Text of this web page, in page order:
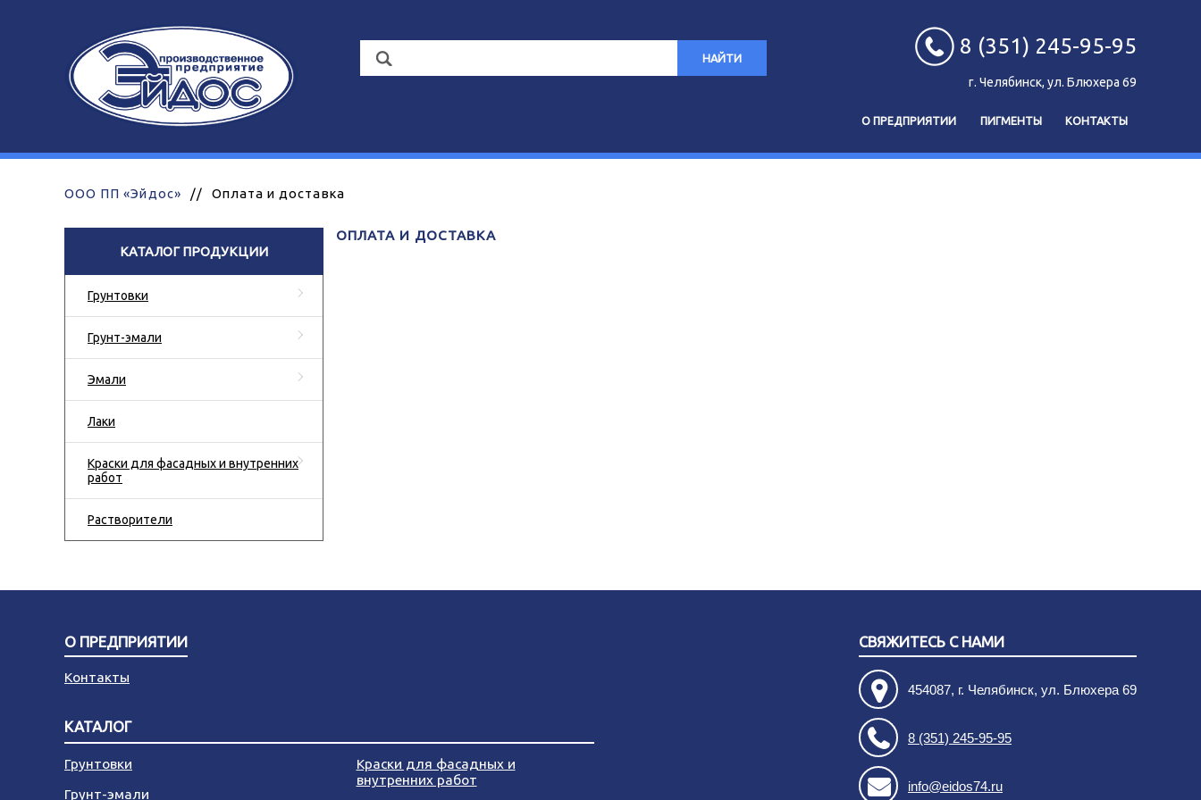
НАЙТИ 8 (351) 245-95-95
г. Челябинск, ул. Блюхера 69
О ПРЕДПРИЯТИИ ПИГМЕНТЫ КОНТАКТЫ
ООО ПП «Эйдос» // Оплата и доставка
КАТАЛОГ ПРОДУКЦИИ
Грунтовки
Грунт-эмали
Эмали
Лаки
Краски для фасадных и внутренних
работ
Растворители
ОПЛАТА И ДОСТАВКА
О ПРЕДПРИЯТИИ
Контакты
КАТАЛОГ
Грунтовки
Грунт-эмали
Краски для фасадных и
внутренних работ
СВЯЖИТЕСЬ С НАМИ
454087, г. Челябинск, ул. Блюхера 69
8 (351) 245-95-95
info@eidos74.ru